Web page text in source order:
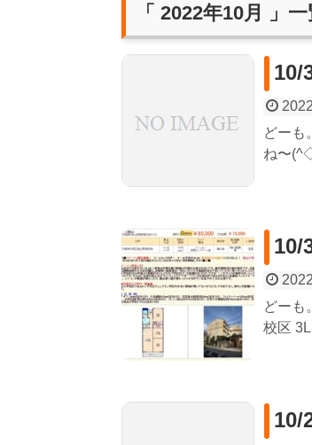
「 2022年10月 」
10/
どーも
ね〜
10/
どーも
校区
10/